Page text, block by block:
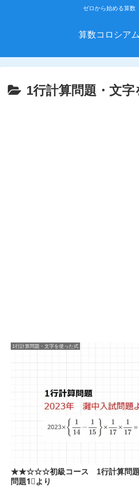
ゼロから始める算数
算数コロシアム
1行計算問題・文
1行計算問題・文字を使った式
★★☆☆☆初級コース 1行計算問題
問題1⃣より